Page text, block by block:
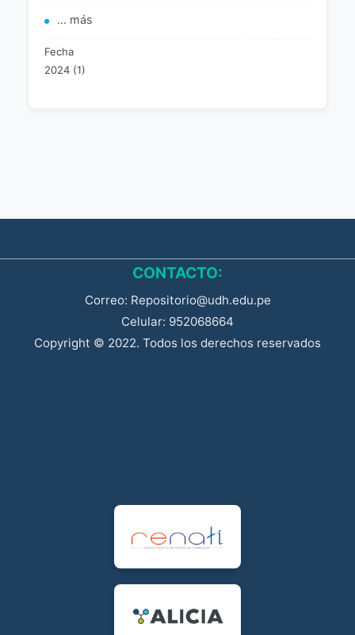
... más
Fecha
2024 (1)
CONTACTO:
Correo: Repositorio@udh.edu.pe
Celular: 952068664
Copyright © 2022. Todos los derechos reservados